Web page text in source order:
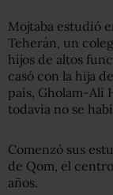
Mojtaba estudió
Teherán, un
hijos de altos
casó con la hija
país, Gholam-Ali
todavía no se
Comenzó sus
de Qom, el
años.